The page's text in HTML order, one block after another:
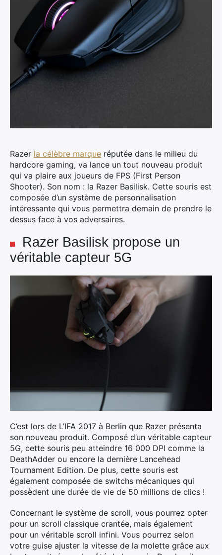
Razer la célèbre marque réputée dans le milieu du
hardcore gaming, va lance un tout nouveau produit
qui va plaire aux joueurs de FPS (First Person
Shooter). Son nom : la Razer Basilisk. Cette souris est
composée d’un système de personnalisation
intéressante qui vous permettra demain de prendre le
dessus face à vos adversaires.
Razer Basilisk propose un
véritable capteur 5G
C’est lors de L’IFA 2017 à Berlin que Razer présenta
son nouveau produit. Composé d’un véritable capteur
5G, cette souris peu atteindre 16 000 DPI comme la
DeathAdder ou encore la dernière Lancehead
Tournament Edition. De plus, cette souris est
également composée de switchs mécaniques qui
possèdent une durée de vie de 50 millions de clics !
Concernant le système de scroll, vous pourrez opter
pour un scroll classique crantée, mais également
pour un véritable scroll infini. Vous pourrez selon
votre guise ajuster la vitesse de la molette grâce aux